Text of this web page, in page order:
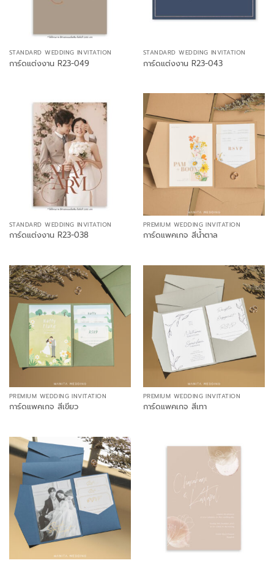
STANDARD WEDDING INVITATION
การ์ดแต่งงาน R23-049
STANDARD WEDDING INVITATION
การ์ดแต่งงาน R23-043
STANDARD WEDDING INVITATION
การ์ดแต่งงาน R23-038
PREMIUM WEDDING INVITATION
การ์ดแพคเกจ สีน้ำตาล
PREMIUM WEDDING INVITATION
การ์ดแพคเกจ สีเขียว
PREMIUM WEDDING INVITATION
การ์ดแพคเกจ สีเทา